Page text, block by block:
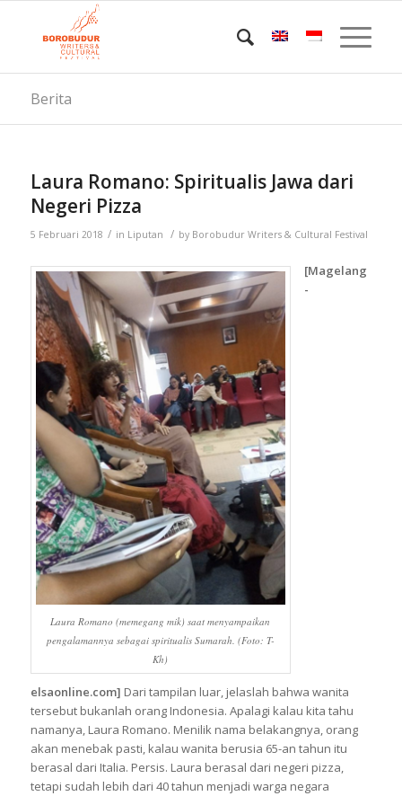
Berita
Laura Romano: Spiritualis Jawa dari
Negeri Pizza
5 Februari 2018 / in Liputan / by Borobudur Writers & Cultural Festival
Laura Romano (memegang mik) saat menyampaikan
pengalamannya sebagai spiritualis Sumarah. (Foto: T-
Kh)
[Magelang
-
elsaonline.com] Dari tampilan luar, jelaslah bahwa wanita
tersebut bukanlah orang Indonesia. Apalagi kalau kita tahu
namanya, Laura Romano. Menilik nama belakangnya, orang
akan menebak pasti, kalau wanita berusia 65-an tahun itu
berasal dari Italia. Persis. Laura berasal dari negeri pizza,
tetapi sudah lebih dari 40 tahun menjadi warga negara